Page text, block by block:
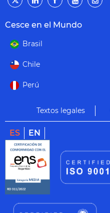
Cesce en el Mundo
Brasil
Chile
Perú
Textos legales
ES EN